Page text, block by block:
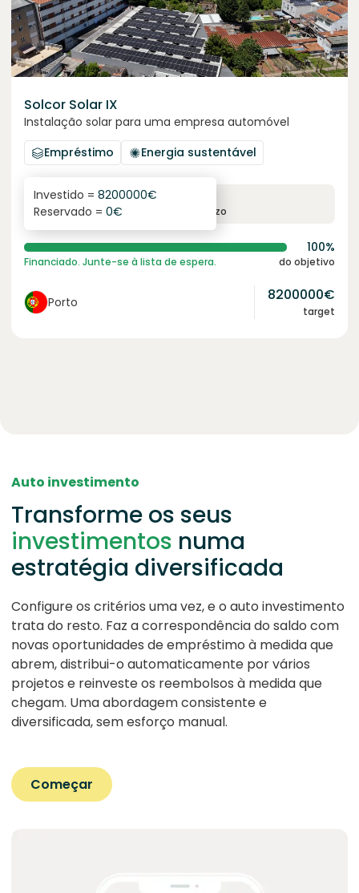
Solcor Solar IX
Instalação solar para uma empresa automóvel
Empréstimo
Energia sustentável
6.1%
juro anual prazo
Investido = 8200000€
Reservado = 0€
100%
Financiado. Junte-se à lista de espera. do objetivo
Porto 8200000€
target
Auto investimento
Transforme os seus
investimentos numa
estratégia diversificada
Configure os critérios uma vez, e o auto investimento
trata do resto. Faz a correspondência do saldo com
novas oportunidades de empréstimo à medida que
abrem, distribui-o automaticamente por vários
projetos e reinveste os reembolsos à medida que
chegam. Uma abordagem consistente e
diversificada, sem esforço manual.
Começar